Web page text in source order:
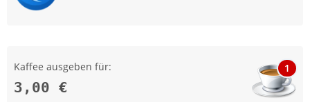
Kaffee ausgeben für:
3,00 €
1